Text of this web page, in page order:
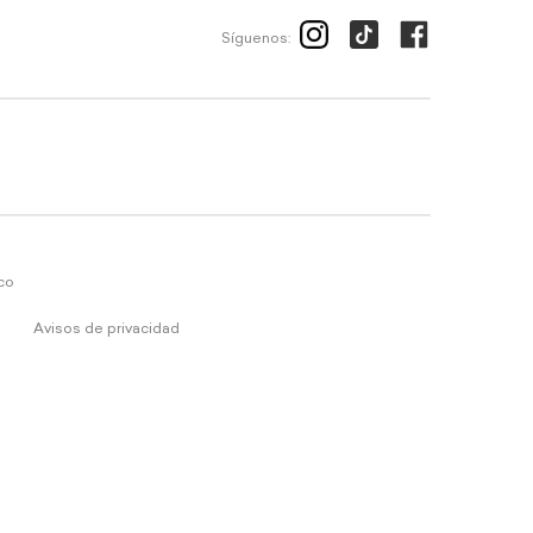
Síguenos:
Avisos de privacidad